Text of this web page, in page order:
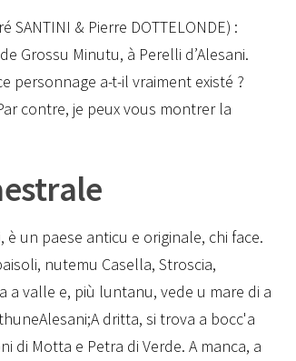
SANTINI & Pierre DOTTELONDE) :
Grossu Minutu, à Perelli d’Alesani.
personnage a-t-il vraiment existé ?
contre, je peux vous montrer la
un paese anticu e originale, chi face.
nutemu Casella, Stroscia,
a valle e, più luntanu, vede u mare di a
dritta, si trova a bocc'a
di Motta e Petra di Verde. A manca, a